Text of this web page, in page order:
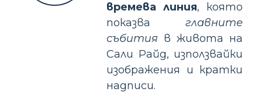
времева линия, която
показва главните
събития в живота на
Сали Райд, използвайки
изображения и кратки
надписи.